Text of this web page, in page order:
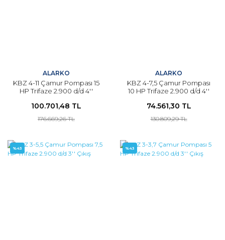
ALARKO
KBZ 4-11 Çamur Pompası 15
HP Trifaze 2.900 d/d 4''
100.701,48 TL
176.669,26 TL
ALARKO
KBZ 4-7,5 Çamur Pompası
10 HP Trifaze 2.900 d/d 4''
74.561,30 TL
130.809,29 TL
%43 %43